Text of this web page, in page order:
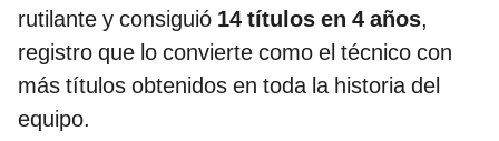
rutilante y consiguió 14 títulos en 4 años,
registro que lo convierte como el técnico con
más títulos obtenidos en toda la historia del
equipo.